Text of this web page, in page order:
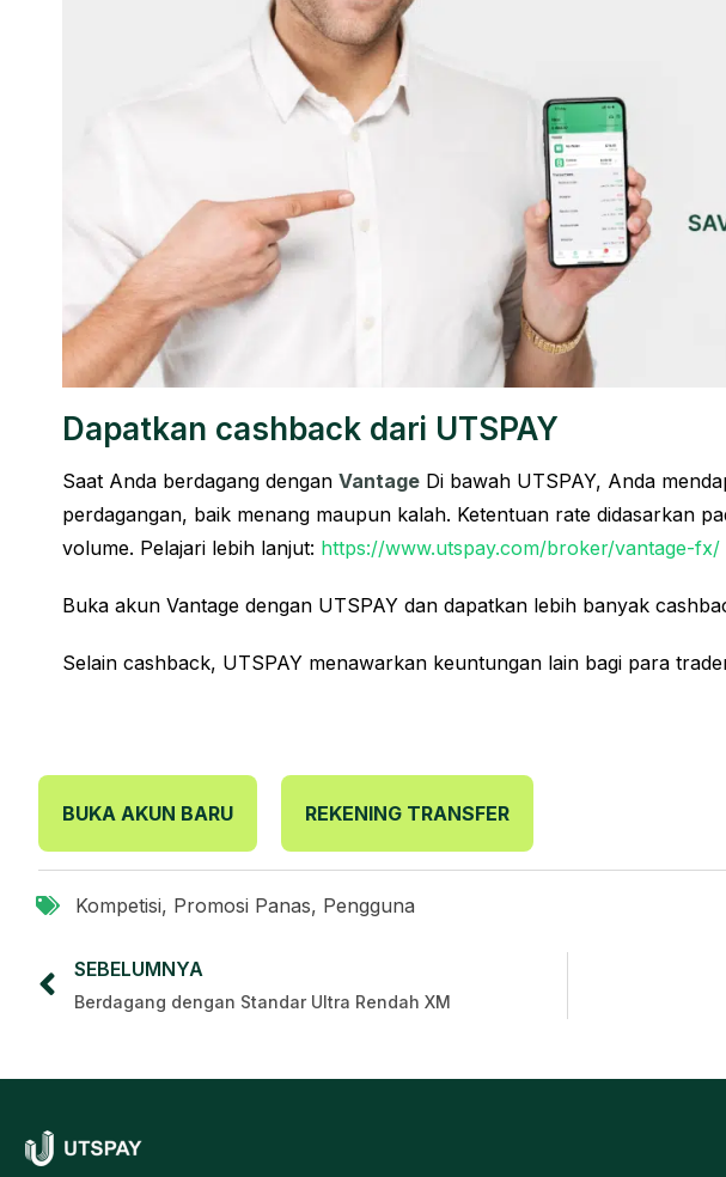
Dapatkan cashback dari UTSPAY
Saat Anda berdagang dengan Vantage Di bawah UTSPAY, Anda
perdagangan, baik menang maupun kalah. Ketentuan rate didasarkan
volume. Pelajari lebih lanjut: https://www.utspay.com/broker/vantage-fx/
Buka akun Vantage dengan UTSPAY dan dapatkan lebih banyak
Selain cashback, UTSPAY menawarkan keuntungan lain bagi para
BUKA AKUN BARU REKENING TRANSFER
Kompetisi, Promosi Panas, Pengguna
SEBELUMNYA
Berdagang dengan Standar Ultra Rendah XM